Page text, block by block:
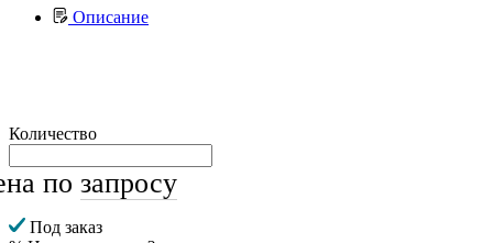
Описание
Количество
по запросу
Под заказ